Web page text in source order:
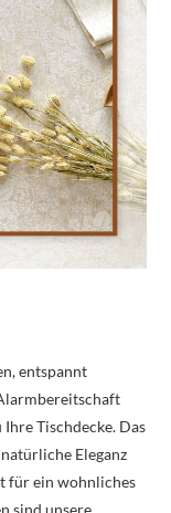
entspannt
Ihre Tischdecke. Das
Eleganz
für ein wohnliches
sind unsere